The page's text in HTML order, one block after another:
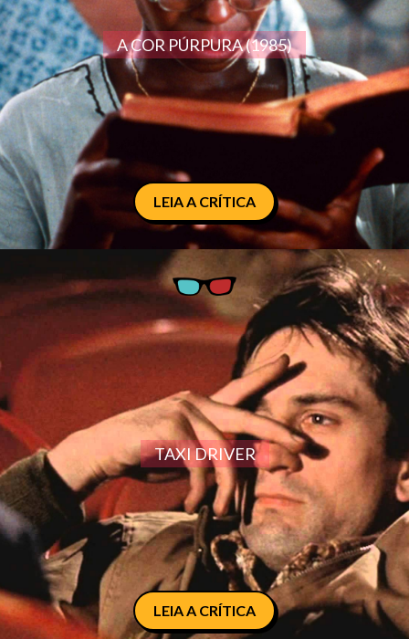
A COR PÚRPURA (1985)
LEIA A CRÍTICA
TAXI DRIVER
LEIA A CRÍTICA